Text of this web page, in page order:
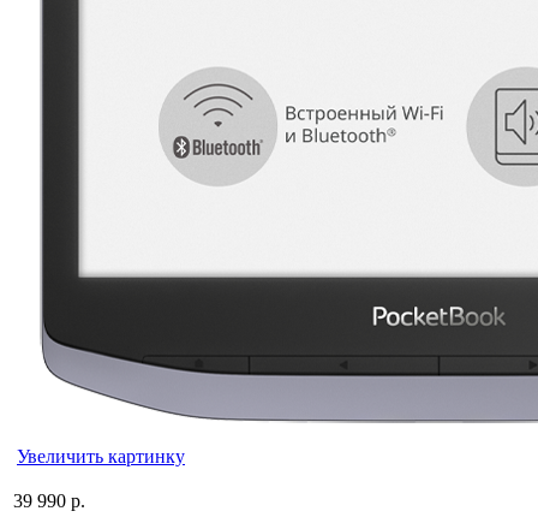
Увеличить картинку
39 990 р.